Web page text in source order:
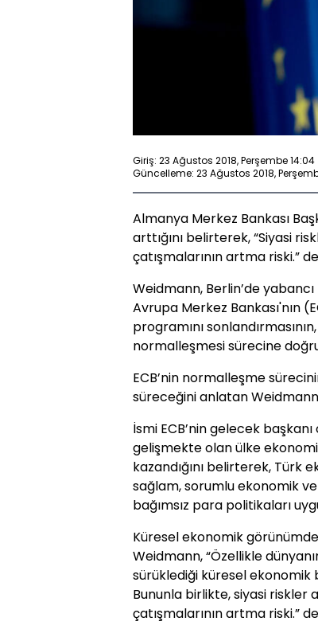
Giriş: 23 Ağustos 2018, Perşembe 14:04
Güncelleme: 23 Ağustos 2018,
Almanya Merkez Bankası
arttığını belirterek, “Siyasi
çatışmalarının artma riski.”
Weidmann, Berlin’de
Avrupa Merkez Bankası'nın
programını
normalleşmesi sürecine
ECB’nin normalleşme
süreceğini anlatan
İsmi ECB’nin gelecek
gelişmekte olan ülke
kazandığını belirterek, Türk
sağlam, sorumlu ekonomik
bağımsız para politikaları
Küresel ekonomik görünümde
Weidmann, “Özellikle
sürüklediği küresel
Bununla birlikte, siyasi riskler
çatışmalarının artma riski.”